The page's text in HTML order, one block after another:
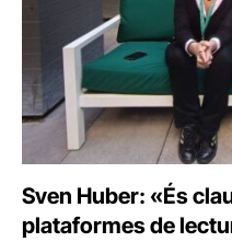
Sven Huber: «És
plataformes de